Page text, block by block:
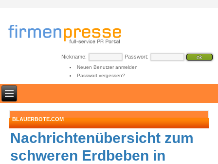
Nickname: Passwort:
Neuen Benutzer anmelden
Passwort vergessen?
BLAUERBOTE.COM
Nachrichtenübersicht zum
schweren Erdbeben in